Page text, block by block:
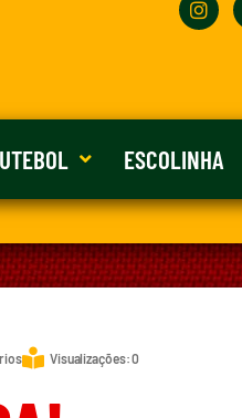
ESCOLINHA
Visualizações: 0